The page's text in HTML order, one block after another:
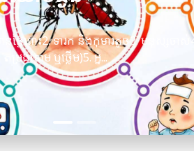
នផ្ទៃពោះ2. ទារក និងកុមារតូច3. មនុស្សចាស់
រងនោម ឬថ្លើម)5. អ្ន...